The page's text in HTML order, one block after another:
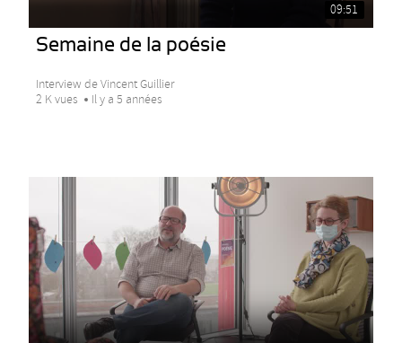
09:51
Semaine de la poésie
Interview de Vincent Guillier
2 K vues
Il y a 5 années